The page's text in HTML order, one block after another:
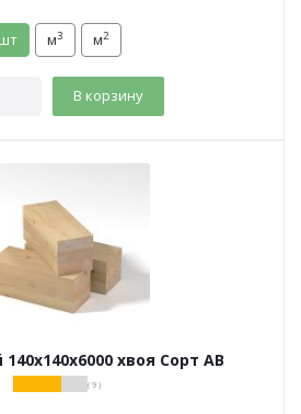
шт м3 м2
В корзину
хвоя Сорт АВ
( 9 )